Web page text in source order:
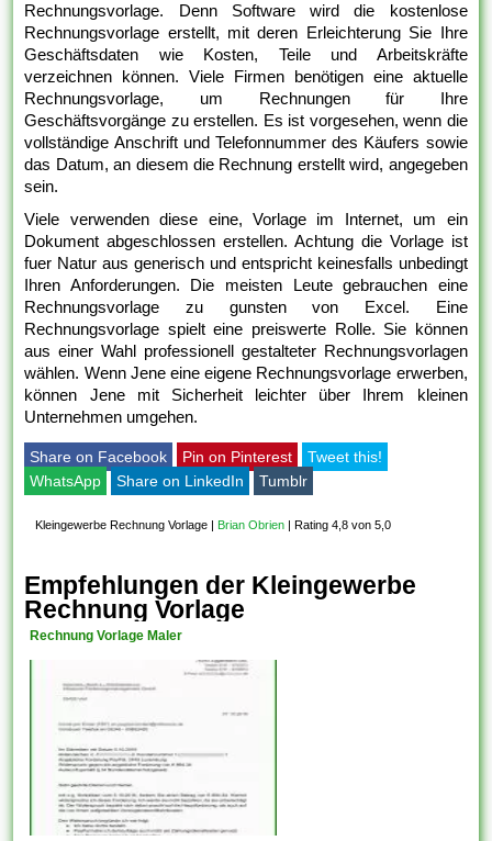
Rechnungsvorlage. Denn Software wird die kostenlose
Rechnungsvorlage erstellt, mit deren Erleichterung Sie Ihre
Geschäftsdaten wie Kosten, Teile und Arbeitskräfte
verzeichnen können. Viele Firmen benötigen eine aktuelle
Rechnungsvorlage, um Rechnungen für Ihre
Geschäftsvorgänge zu erstellen. Es ist vorgesehen, wenn die
vollständige Anschrift und Telefonnummer des Käufers sowie
das Datum, an diesem die Rechnung erstellt wird, angegeben
sein.
Viele verwenden diese eine, Vorlage im Internet, um ein
Dokument abgeschlossen erstellen. Achtung die Vorlage ist
fuer Natur aus generisch und entspricht keinesfalls unbedingt
Ihren Anforderungen. Die meisten Leute gebrauchen eine
Rechnungsvorlage zu gunsten von Excel. Eine
Rechnungsvorlage spielt eine preiswerte Rolle. Sie können
aus einer Wahl professionell gestalteter Rechnungsvorlagen
wählen. Wenn Jene eine eigene Rechnungsvorlage erwerben,
können Jene mit Sicherheit leichter über Ihrem kleinen
Unternehmen umgehen.
Share on Facebook Pin on Pinterest
Tweet this!
WhatsApp
Share on LinkedIn Tumblr
Kleingewerbe Rechnung Vorlage Brian Obrien Rating 4,8 von 5,0
Empfehlungen der Kleingewerbe
Rechnung Vorlage
Rechnung Vorlage Maler